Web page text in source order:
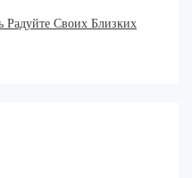
Радуйте Своих Близких